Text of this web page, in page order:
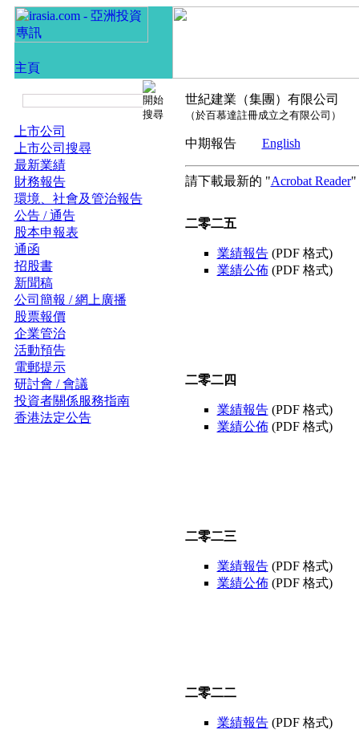
上市公司
上市公司搜尋
最新業績
財務報告
環境、社會及管治報告
公告 / 通告
股本申報表
通函
招股書
新聞稿
公司簡報 / 網上廣播
股票報價
企業管治
活動預告
電郵提示
研討會 / 會議
投資者關係服務指南
香港法定公告
世紀建業（集團）有限公司
（於百慕達註冊成立之有限公司）
中期報告 English
請下載最新的 "Acrobat Reader"
二零二五
業績報告(PDF 格式)
業績公佈(PDF 格式)
二零二四
業績報告(PDF 格式)
業績公佈(PDF 格式)
二零二三
業績報告(PDF 格式)
業績公佈(PDF 格式)
二零二二
業績報告(PDF 格式)